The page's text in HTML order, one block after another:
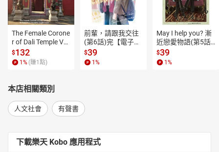
The Female Corone
r of Dali Temple Vo
l.6【有聲書】
$132
1 % (賺1 點)
前輩，請跟我交往
(第6話)完【電子
書】
$39
1 %
May I help you? 漸
近戀愛物語(第5話)
【電子書】
$39
1 %
本店相關類別
人文社會 有聲書
下載樂天 Kobo 應用程式